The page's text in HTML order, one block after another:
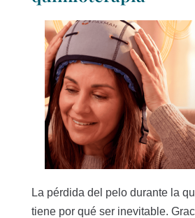
La pérdida del pelo durante la
tiene por qué ser inevitable.